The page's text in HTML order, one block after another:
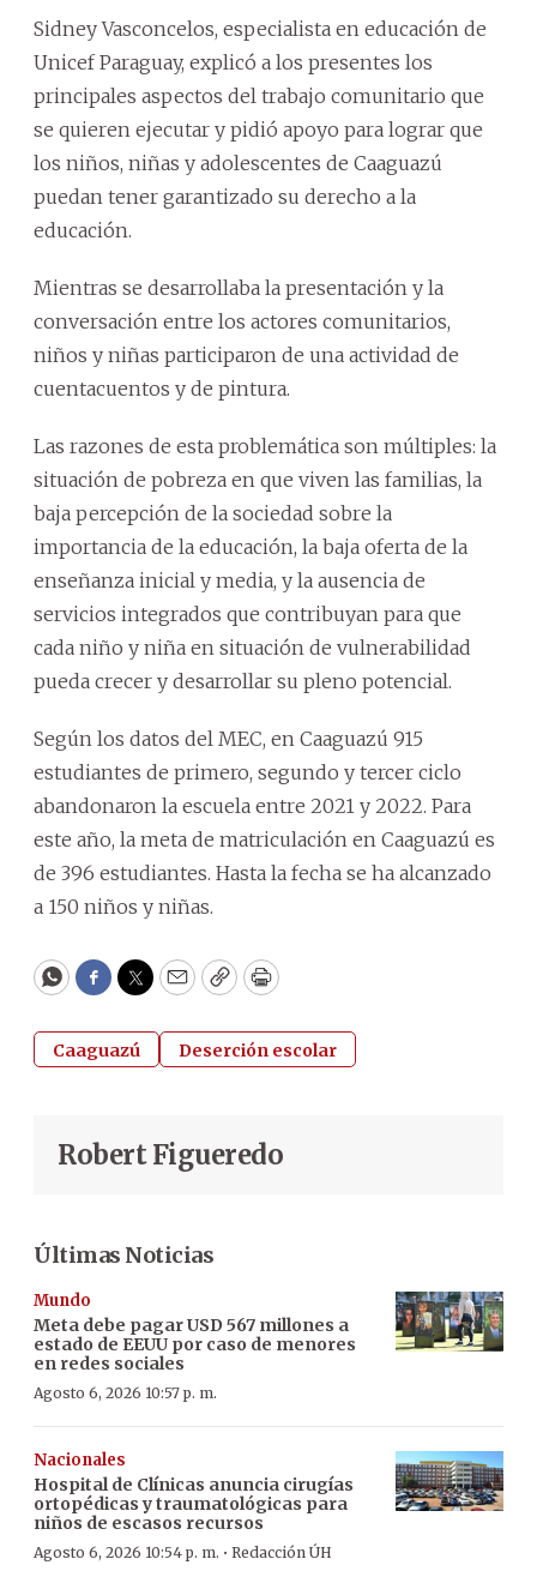
Sidney Vasconcelos, especialista en educación de
Unicef Paraguay, explicó a los presentes los
principales aspectos del trabajo comunitario que
se quieren ejecutar y pidió apoyo para lograr que
los niños, niñas y adolescentes de Caaguazú
puedan tener garantizado su derecho a la
educación.
Mientras se desarrollaba la presentación y la
conversación entre los actores comunitarios,
niños y niñas participaron de una actividad de
cuentacuentos y de pintura.
Las razones de esta problemática son múltiples: la
situación de pobreza en que viven las familias, la
baja percepción de la sociedad sobre la
importancia de la educación, la baja oferta de la
enseñanza inicial y media, y la ausencia de
servicios integrados que contribuyan para que
cada niño y niña en situación de vulnerabilidad
pueda crecer y desarrollar su pleno potencial.
Según los datos del MEC, en Caaguazú 915
estudiantes de primero, segundo y tercer ciclo
abandonaron la escuela entre 2021 y 2022. Para
este año, la meta de matriculación en Caaguazú es
de 396 estudiantes. Hasta la fecha se ha alcanzado
a 150 niños y niñas.
WhatsApp
Facebook
Twitter
EmailCopyPrint
Caaguazú Deserción escolar
Robert Figueredo
Últimas Noticias
Mundo
Meta debe pagar USD 567 millones a
estado de EEUU por caso de menores
en redes sociales
Agosto 6, 2026 10:57 p. m.
Nacionales
Hospital de Clínicas anuncia cirugías
ortopédicas y traumatológicas para
niños de escasos recursos
Agosto 6, 2026 10:54 p. m. · Redacción ÚH